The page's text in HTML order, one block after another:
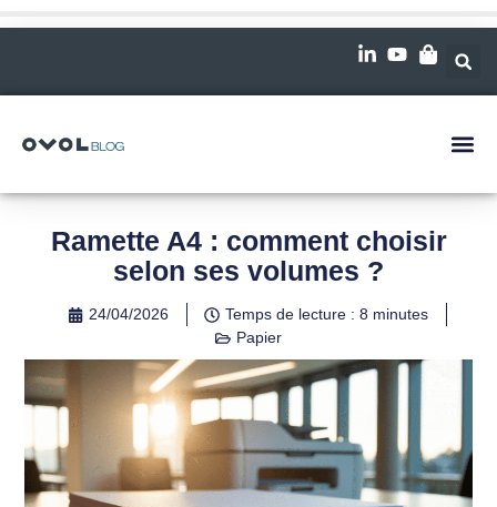
Ramette A4 : comment choisir
selon ses volumes ?
24/04/2026
Temps de lecture : 8 minutes
Papier